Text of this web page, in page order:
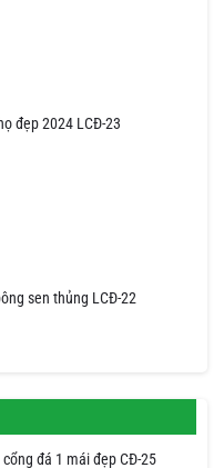
đẹp 2024 LCĐ-23
sen thủng LCĐ-22
cổng đá 1 mái đẹp CĐ-25